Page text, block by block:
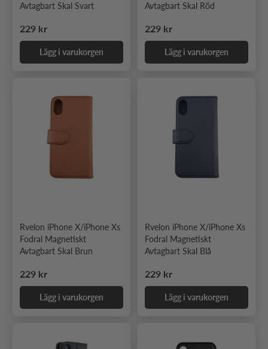
Avtagbart Skal Svart
Ordinarie pris
229 kr
Lägg i varukorgen
Avtagbart Skal Röd
Ordinarie pris
229 kr
Lägg i varukorgen
Rvelon iPhone X/iPhone Xs
Fodral Magnetiskt
Avtagbart Skal Brun
Ordinarie pris
229 kr
Lägg i varukorgen
Rvelon iPhone X/iPhone Xs
Fodral Magnetiskt
Avtagbart Skal Blå
Ordinarie pris
229 kr
Lägg i varukorgen